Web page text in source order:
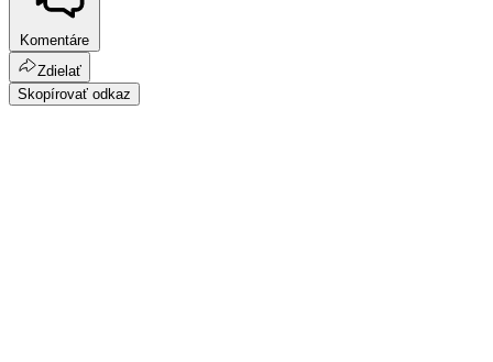
Komentáre
Zdielať
Skopírovať odkaz